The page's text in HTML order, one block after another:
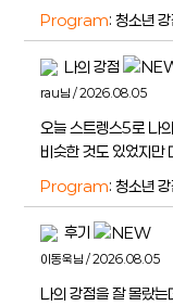
Program: 청소년
나의 강점
rau님 / 2026.08.05
오늘 스트렝스5로 나
비슷한 것도 있었지만
Program: 청소년
후기
이동욱님 / 2026.08.05
나의 강점을 잘 몰랐